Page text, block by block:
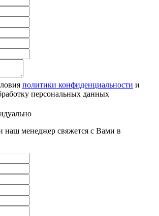
политики конфиденциальности и
персональных данных
наш менеджер свяжется с Вами в